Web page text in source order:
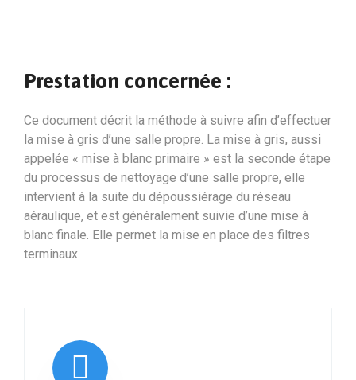
Prestation concernée :
Ce document décrit la méthode à suivre afin d’effectuer
la mise à gris d’une salle propre. La mise à gris, aussi
appelée « mise à blanc primaire » est la seconde étape
du processus de nettoyage d’une salle propre, elle
intervient à la suite du dépoussiérage du réseau
aéraulique, et est généralement suivie d’une mise à
blanc finale. Elle permet la mise en place des filtres
terminaux.